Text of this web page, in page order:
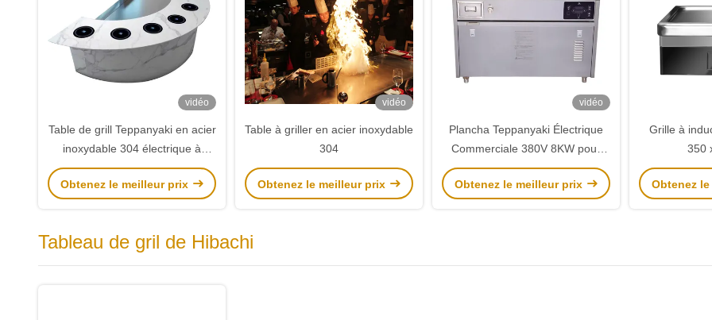
vidéo
Table de grill Teppanyaki en acier
inoxydable 304 électrique à
induction au gaz
Obtenez le meilleur prix
vidéo
Table à griller en acier inoxydable
304
Obtenez le meilleur prix
vidéo
Plancha Teppanyaki Électrique
Commerciale 380V 8KW pour
Restaurants
Obtenez le meilleur prix
Grille à
350
Obtenez
Tableau de gril de Hibachi